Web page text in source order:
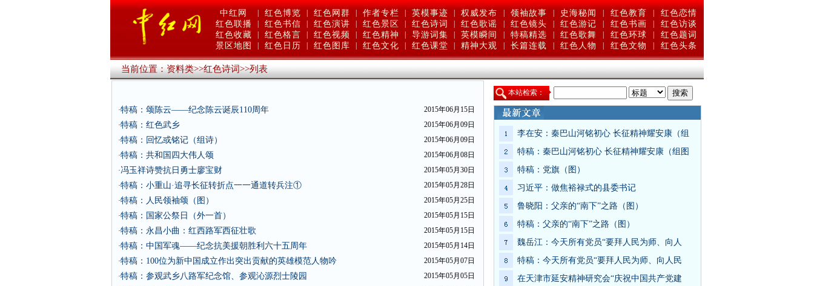
中红网 红色博览 红色网群 作者专栏 英模事迹 权威发布 领袖故事 史海秘闻 红色教育
红色恋情
红色联播
红色书信 红色演讲 红色景区 红色诗词 红色歌谣 红色镜头 红色游记 红色书画
红色访谈
红色收藏
红色格言 红色视频 红色精神 导游词集 英模瞬间 特稿精选 红色歌舞 红色环球
红色题词
景区地图
红色日历 红色图库 红色文化 红色课堂 精神大观 长篇连载 红色人物 红色文物 红色头条
当前位置：资料类>>红色诗词>>列表
·特稿：颂陈云——纪念陈云诞辰110周年
2015年06月15日
·特稿：红色武乡
2015年06月09日
·特稿：回忆或铭记（组诗）
2015年06月09日
·特稿：共和国四大伟人颂
2015年06月08日
·冯玉祥诗赞抗日勇士廖宝财
2015年05月30日
·特稿：小重山·追寻长征转折点一一通道转兵注①
2015年05月28日
·特稿：人民领袖颂（图）
2015年05月25日
·特稿：国家公祭日（外一首）
2015年05月15日
·特稿：永昌小曲：红西路军西征壮歌
2015年05月15日
·特稿：中国军魂——纪念抗美援朝胜利六十五周年
2015年05月14日
·特稿：100位为新中国成立作出突出贡献的英雄模范人物吟
2015年05月07日
·特稿：参观武乡八路军纪念馆、参观沁源烈士陵园
2015年05月05日
本站检索：
李在安：秦巴山河铭初心 长征精神耀安康（组
特稿：秦巴山河铭初心 长征精神耀安康（组图
特稿：党旗（图）
习近平：做焦裕禄式的县委书记
鲁晓阳：父亲的“南下”之路（图）
特稿：父亲的“南下”之路（图）
魏岳江：今天所有党员“要拜人民为师、向人
特稿：今天所有党员“要拜人民为师、向人民
在天津市延安精神研究会“庆祝中国共产党建